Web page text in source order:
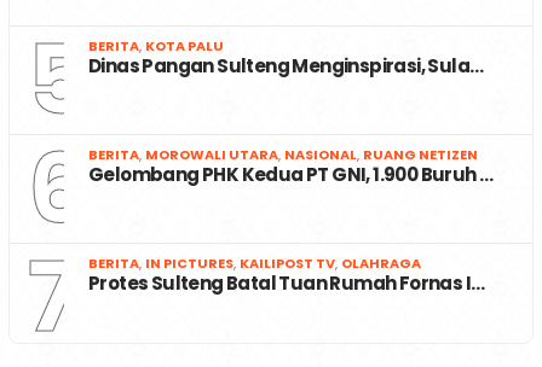
5 BERITA, KOTA PALU
Dinas Pangan Sulteng Menginspirasi, Sula…
6 BERITA, MOROWALI UTARA, NASIONAL, RUANG NETIZEN
Gelombang PHK Kedua PT GNI, 1.900 Buruh …
7 BERITA, IN PICTURES, KAILIPOST TV, OLAHRAGA
Protes Sulteng Batal Tuan Rumah Fornas I…